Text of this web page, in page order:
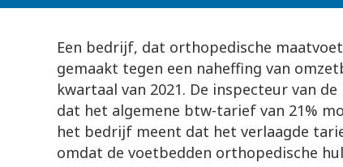
Een bedrijf, dat orthopedische
gemaakt tegen een naheffing van
kwartaal van 2021. De inspecteur van
dat het algemene btw-tarief van 21%
het bedrijf meent dat het verlaagde
omdat de voetbedden orthopedische